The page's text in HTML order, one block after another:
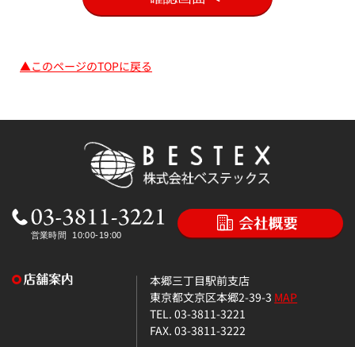
▲このページのTOPに戻る
本郷三丁目駅前支店
東京都文京区本郷2-39-3 MAP
TEL. 03-3811-3221
FAX. 03-3811-3222